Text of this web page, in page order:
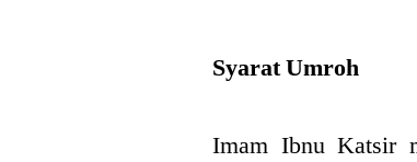
Syarat Umroh
Imam Ibnu Katsir